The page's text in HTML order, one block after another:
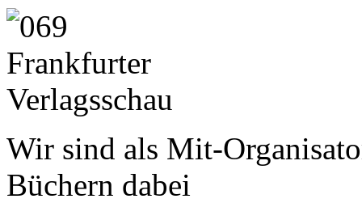
Wir sind als Mit-
Büchern dabei